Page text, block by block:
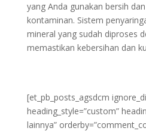
yang Anda gunakan bersih
kontaminan. Sistem
mineral yang sudah diproses
memastikan kebersihan dan
[et_pb_posts_agsdcm
heading_style=”custom”
lainnya”